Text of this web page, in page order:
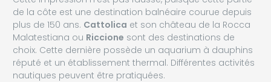
de la côte est une destination balnéaire courue depuis
plus de 150 ans. Cattolica et son château de la Rocca
Malatestiana ou Riccione sont des destinations de
choix. Cette dernière possède un aquarium à dauphins
réputé et un établissement thermal. Différentes activités
nautiques peuvent être pratiquées.